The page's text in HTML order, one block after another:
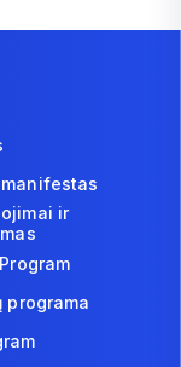
ir
programa